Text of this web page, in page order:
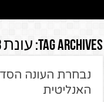
Tag Archives: עונת 2017-18
נבחרת העונה
האנליטית